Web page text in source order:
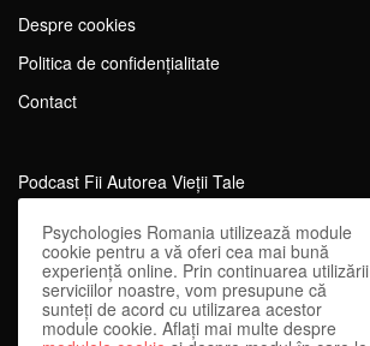
Despre cookies
Politica de confidențialitate
Contact
Podcast Fii Autorea Vieții Tale
Evenimente Fii Autoarea Vieții Tale!
SportEdu
Antrenament Mental pentru Sportivi
Learning Network
Psychologies Romania utilizează module
cookie pentru a vă oferi cea mai bună
experiență online. Prin continuarea utilizării
serviciilor noastre, vom presupune că
sunteți de acord cu utilizarea acestor
module cookie. Aflați mai multe despre